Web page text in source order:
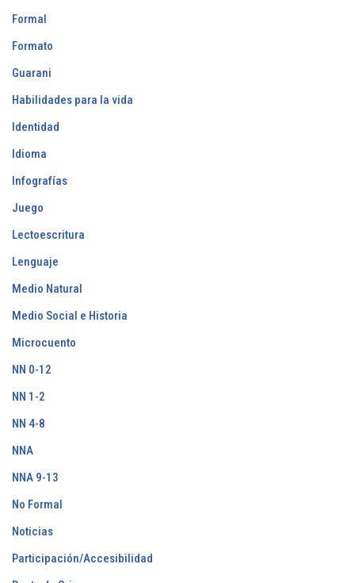
Formal
Formato
Guarani
Habilidades para la vida
Identidad
Idioma
Infografías
Juego
Lectoescritura
Lenguaje
Medio Natural
Medio Social e Historia
Microcuento
NN 0-12
NN 1-2
NN 4-8
NNA
NNA 9-13
No Formal
Noticias
Participación/Accesibilidad